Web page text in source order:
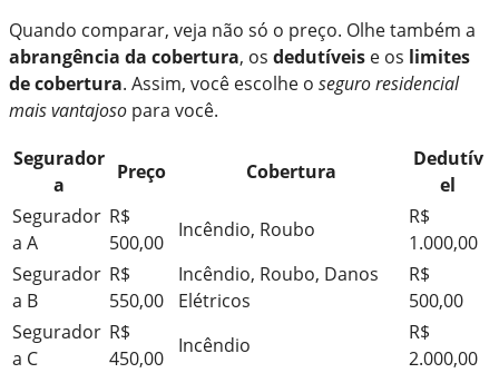
Quando comparar, veja não só o preço. Olhe também a
abrangência da cobertura, os dedutíveis e os limites
de cobertura. Assim, você escolhe o seguro residencial
mais vantajoso para você.
Segurador
a
Preço Cobertura
Dedutív
el
Segurador
a A
R$
500,00
Incêndio, Roubo
R$
1.000,00
Segurador
a B
R$
550,00
Incêndio, Roubo, Danos
Elétricos
R$
500,00
Segurador
a C
R$
450,00
Incêndio
R$
2.000,00